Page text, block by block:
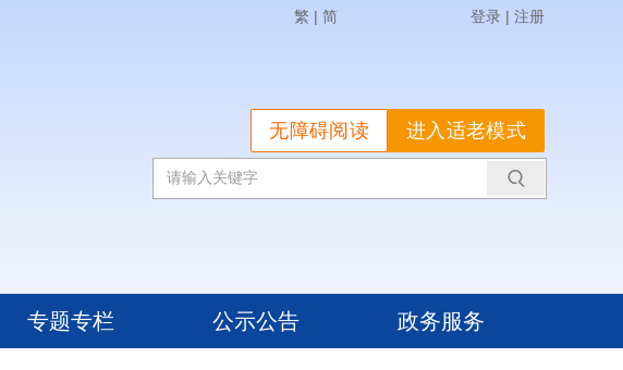
繁 | 简 登录 | 注册
进入适老模式
无障碍阅读
专题专栏 公示公告 政务服务